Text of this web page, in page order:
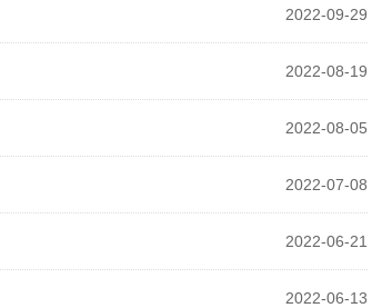
2022-09-29
2022-08-19
2022-08-05
2022-07-08
2022-06-21
2022-06-13